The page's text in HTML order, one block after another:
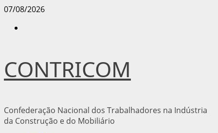
Avançar
07/08/2026
CONTRICOM
Confederação Nacional dos Trabalhadores na Indústria
da Construção e do Mobiliário